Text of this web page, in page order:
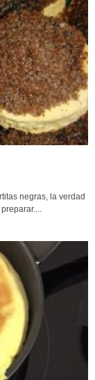
negras, la verdad